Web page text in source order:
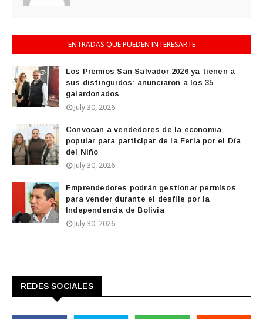
ENTRADAS QUE PUEDEN INTERESARTE
Los Premios San Salvador 2026 ya tienen a
sus distinguidos: anunciaron a los 35
galardonados
July 30, 2026
Convocan a vendedores de la economía
popular para participar de la Feria por el Día
del Niño
July 30, 2026
Emprendedores podrán gestionar permisos
para vender durante el desfile por la
Independencia de Bolivia
July 30, 2026
REDES SOCIALES